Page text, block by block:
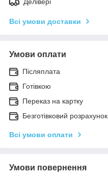
Всі умови доставки
Умови оплати
Післяплата
Готівкою
Переказ на картку
Безготівковий розрахунок
Всі умови оплати
Умови повернення